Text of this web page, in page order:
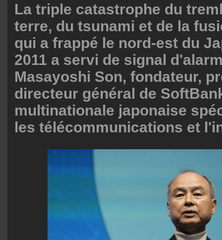
La triple catastrophe du
terre, du tsunami et de la
qui a frappé le nord-est du
2011 a servi de signal
Masayoshi Son, fondateur,
directeur général de
multinationale japonaise
les télécommunications et